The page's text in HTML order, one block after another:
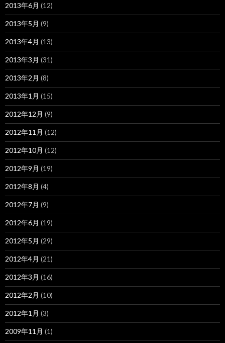
2013年6月 (12)
2013年5月 (9)
2013年4月 (13)
2013年3月 (31)
2013年2月 (8)
2013年1月 (15)
2012年12月 (9)
2012年11月 (12)
2012年10月 (12)
2012年9月 (19)
2012年8月 (4)
2012年7月 (9)
2012年6月 (19)
2012年5月 (29)
2012年4月 (21)
2012年3月 (16)
2012年2月 (10)
2012年1月 (3)
2009年11月 (1)